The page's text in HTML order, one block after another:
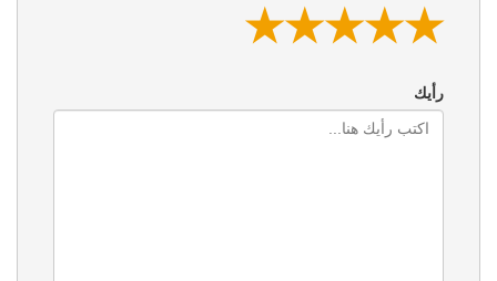
★
★
★★
★
★ ★
★
★
★ ★
★
★
★
★
رأيك